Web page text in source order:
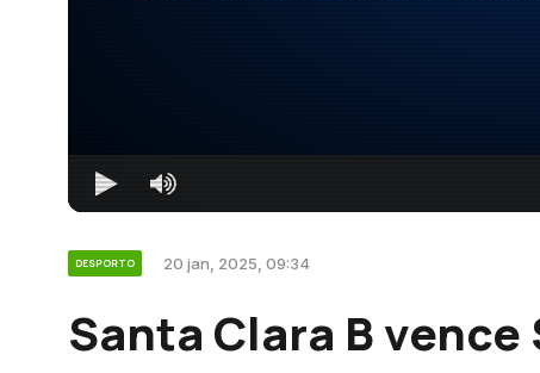
DESPORTO 20 jan, 2025, 09:34
Santa Clara B vence